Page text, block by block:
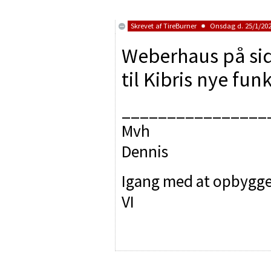
Skrevet afTireBurner Onsdag d. 25/1/
Weberhaus på
til Kibris nye
Mvh
Dennis
Igang med at
VI